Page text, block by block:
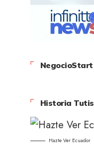
NegocioStart
Historia
Hazte Ver Ecuador